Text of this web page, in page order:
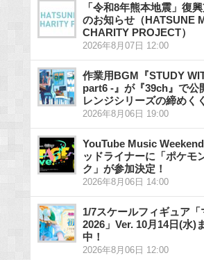
「令和8年熊本地震」復
のお知らせ（HATSUNE
CHARITY PROJECT）
2026年8月07日 12:00
作業用BGM『STUDY
part6 -』が『39ch』で公
レンジシリーズの締めく
2026年8月06日 19:00
YouTube Music
ッドライナーに「ポケモ
ク」が参加決定！
2026年8月06日 14:00
1/7スケールフィギュア「
2026」Ver. 10月14日(水)
中！
2026年8月06日 12:00